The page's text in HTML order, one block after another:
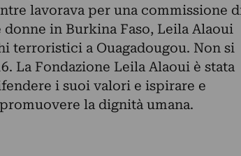
lavorava per una commissione
in Burkina Faso, Leila Alaoui
terroristici a Ouagadougou. Non si
La Fondazione Leila Alaoui è stata
i suoi valori e ispirare e
la dignità umana.